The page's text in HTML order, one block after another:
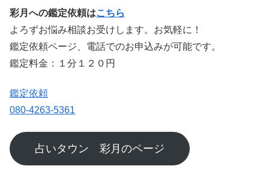
彩月への鑑定依頼はこちら
よろずお悩み相談お受けします。お気軽に！
鑑定依頼ページ、電話でのお申込みが可能です。
鑑定料金：１分１２０円
鑑定依頼
080-4263-5361
占いタウン 彩月のページ